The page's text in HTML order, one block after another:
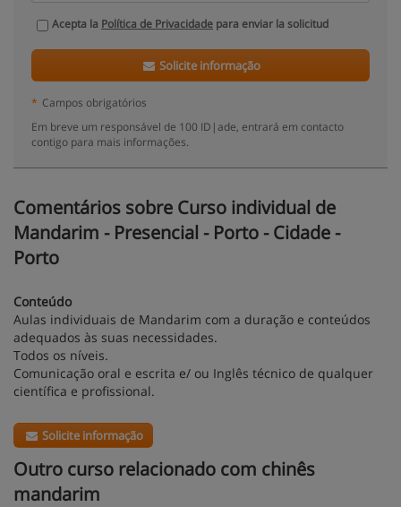
Acepta la Política de Privacidade para enviar la solicitud
Solicite informação
* Campos obrigatórios
Em breve um responsável de 100 ID|ade, entrará em contacto
contigo para mais informações.
Comentários sobre Curso individual de
Mandarim - Presencial - Porto - Cidade -
Porto
Conteúdo
Aulas individuais de Mandarim com a duração e conteúdos
adequados às suas necessidades.
Todos os níveis.
Comunicação oral e escrita e/ ou Inglês técnico de qualquer
científica e profissional.
Solicite informação
Outro curso relacionado com chinês
mandarim